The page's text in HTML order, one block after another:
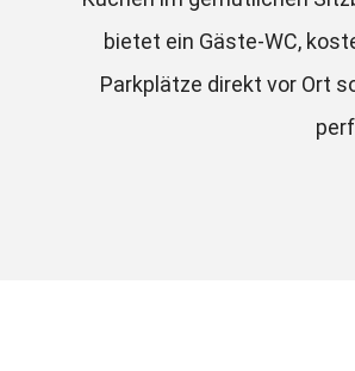
bietet ein Gäste-WC,
Parkplätze direkt vor Ort